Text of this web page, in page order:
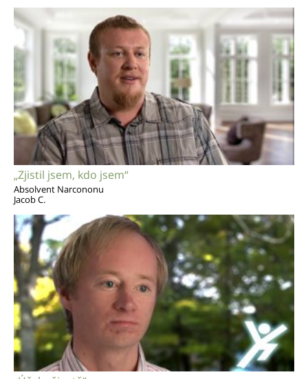
„Zjistil jsem, kdo jsem“
Absolvent Narcononu
Jacob C.